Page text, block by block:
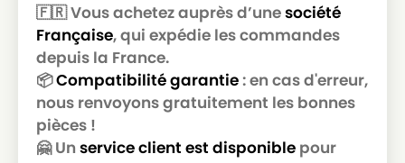
🇫🇷 Vous achetez auprès d’unesociété
Française, qui expédie les commandes
depuis la France.
📦Compatibilité garantie: en cas d'erreur,
nous renvoyons gratuitement les bonnes
pièces !
🤗 Un service client est disponible pour